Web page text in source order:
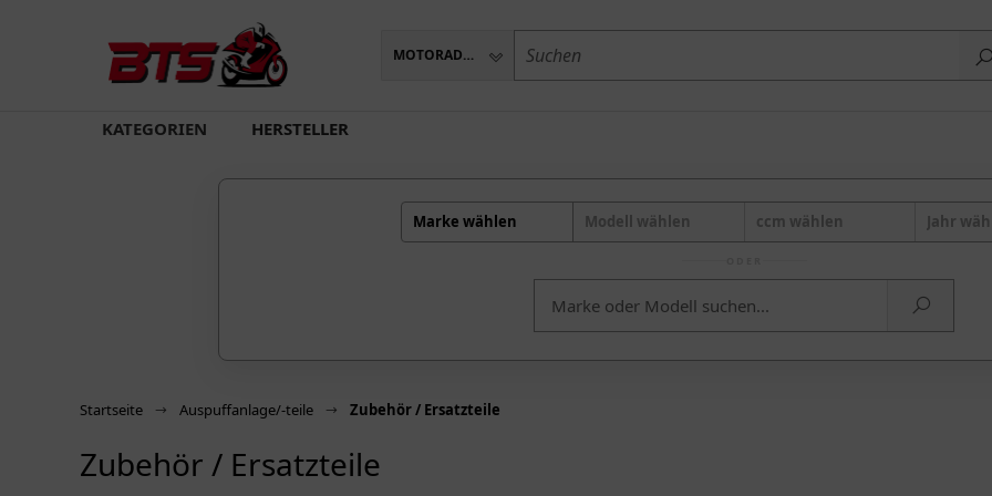
MOTORADTEILE
KATEGORIEN HERSTELLER
Marke wählen Modell wählen ccm wählen Jahr
Startseite Auspuffanlage/-teile Zubehör / Ersatzteile
Zubehör / Ersatzteile